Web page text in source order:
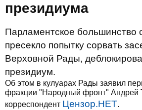
президиума
Парламентское большинство
пресекло попытку сорвать
Верховной Рады,
президиум.
Об этом в кулуарах Рады заявил
фракции "Народный фронт" Андрей
корреспондент Цензор.НЕТ.